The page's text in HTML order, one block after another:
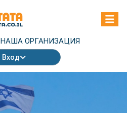
НАША ОРГАНИЗАЦИЯ
Вход